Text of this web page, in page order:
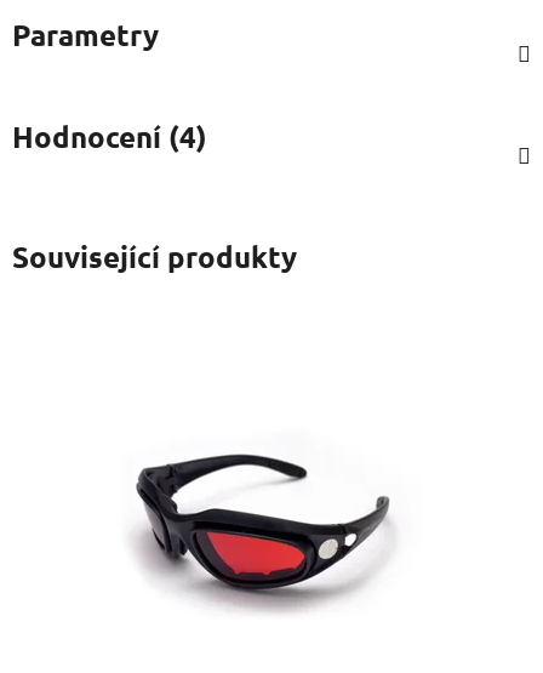
Parametry
Hodnocení (4)
Související produkty